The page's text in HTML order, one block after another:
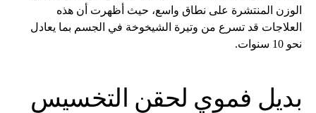
الوزن المنتشرة على نطاق واسع، حيث أظهرت أن هذه
العلاجات قد تسرع من وتيرة الشيخوخة في الجسم بما يعادل
نحو 10 سنوات.
بديل فموي لحقن التخسيس